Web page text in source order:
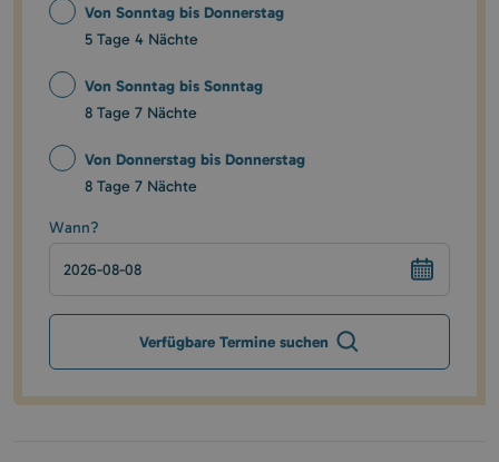
Von Sonntag bis Donnerstag
5 Tage 4 Nächte
Von Sonntag bis Sonntag
8 Tage 7 Nächte
Von Donnerstag bis Donnerstag
8 Tage 7 Nächte
Wann?
Verfügbare Termine suchen